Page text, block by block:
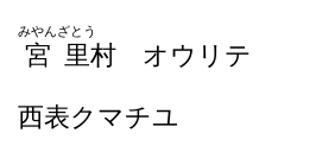
宮里
みやんざとう
村 オウリテ
西表クマチユ